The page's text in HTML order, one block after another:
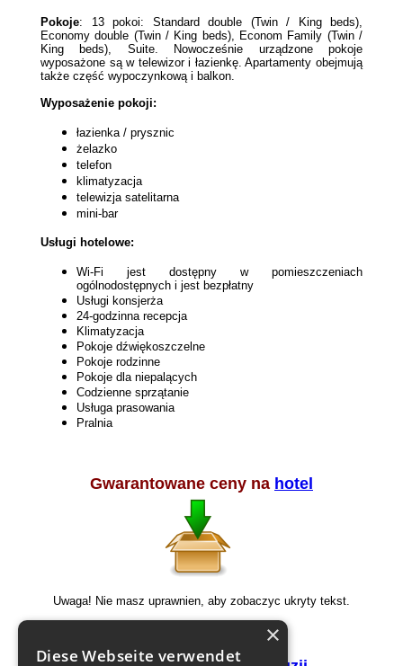
Pokoje: 13 pokoi: Standard double (Twin / King beds),
Economy double (Twin / King beds), Econom Family (Twin /
King beds), Suite. Nowocześnie urządzone pokoje
wyposażone są w telewizor i łazienkę. Apartamenty obejmują
także część wypoczynkową i balkon.
Wyposażenie pokoji:
łazienka / prysznic
żelazko
telefon
klimatyzacja
telewizja satelitarna
mini-bar
Usługi hotelowe:
Wi-Fi jest dostępny w pomieszczeniach
ogólnodostępnych i jest bezpłatny
Usługi konsjerża
24-godzinna recepcja
Klimatyzacja
Pokoje dźwiękoszczelne
Pokoje rodzinne
Pokoje dla niepalących
Codzienne sprzątanie
Usługa prasowania
Pralnia
Gwarantowane ceny na hotel
Uwaga! Nie masz uprawnien, aby zobaczyc ukryty tekst.
×
Diese Webseite verwendet